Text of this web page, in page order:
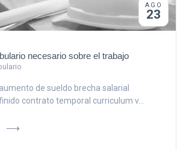
AGO
23
necesario sobre el trabajo
de sueldo brecha salarial
contrato temporal curriculum v...